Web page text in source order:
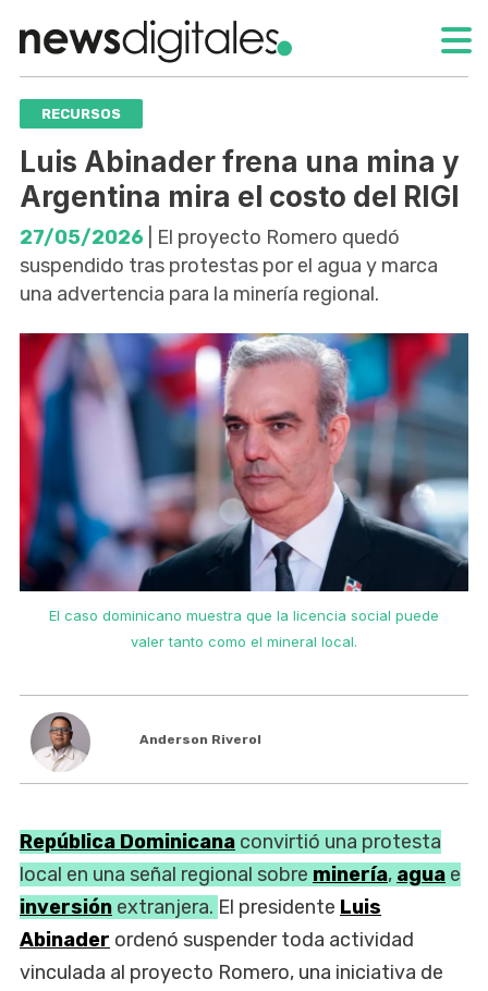
RECURSOS
Luis Abinader frena una mina y
Argentina mira el costo del RIGI
27/05/2026 | El proyecto Romero quedó
suspendido tras protestas por el agua y marca
una advertencia para la minería regional.
El caso dominicano muestra que la licencia social puede
valer tanto como el mineral local.
Anderson Riverol
República Dominicana convirtió una protesta
local en una señal regional sobre minería, agua e
inversión extranjera. El presidente Luis
Abinader ordenó suspender toda actividad
vinculada al proyecto Romero, una iniciativa de